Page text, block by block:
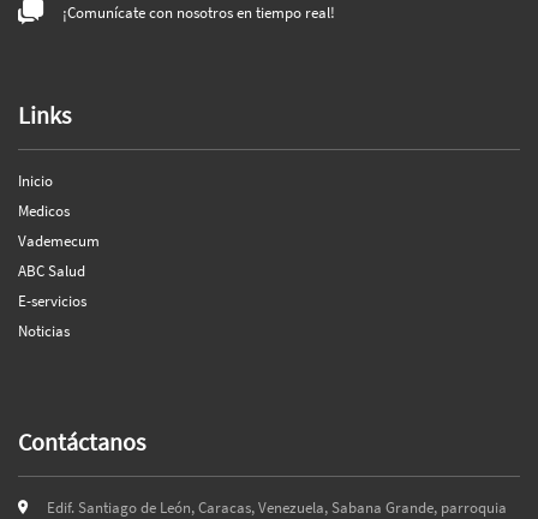
¡Comunícate con nosotros en tiempo real!
Links
Inicio
Medicos
Vademecum
ABC Salud
E-servicios
Noticias
Contáctanos
Edif. Santiago de León, Caracas, Venezuela, Sabana Grande, parroquia